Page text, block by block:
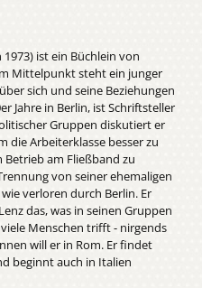
1973) ist ein Büchlein von
Mittelpunkt steht ein junger
sich und seine Beziehungen
Jahre in Berlin, ist Schriftsteller
Gruppen diskutiert er
die Arbeiterklasse besser zu
am Fließband zu
von seiner ehemaligen
verloren durch Berlin. Er
das, was in seinen Gruppen
Menschen trifft - nirgends
will er in Rom. Er findet
beginnt auch in Italien